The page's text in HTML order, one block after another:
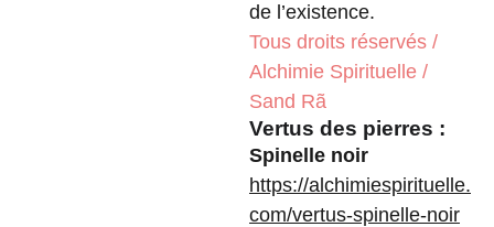
de l’existence.
Tous droits réservés /
Alchimie Spirituelle /
Sand Rã
Vertus des pierres :
Spinelle noir
https://alchimiespirituelle.
com/vertus-spinelle-noir